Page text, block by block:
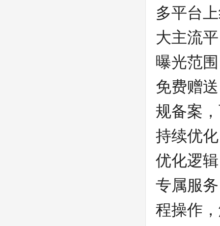
多平台
大主流
曝光范
免费赠
规备案
持续优
优化逻
专属服
程操作